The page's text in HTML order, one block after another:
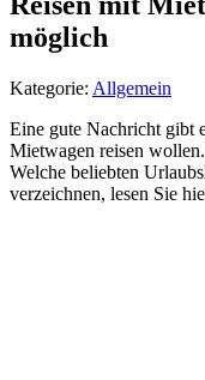
möglich
Kategorie: Allgemein
Eine gute Nachricht gibt
Mietwagen reisen
Welche beliebten
verzeichnen, lesen Sie